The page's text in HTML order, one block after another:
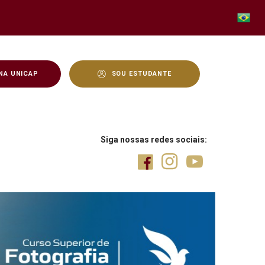
UNICAP SOU ESTUDANTE
Siga nossas redes sociais: